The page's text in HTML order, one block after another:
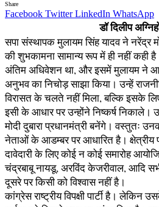
Share
Facebook Twitter LinkedIn WhatsApp
डॉ दिलीप
सपा संस्थापक मुलायम सिंह यादव ने नरेंद्र
की शुभकामना सामान्य रूप में ही नहीं कही
अंतिम अधिवेशन था, और इसमें मुलायम ने
अनुभव का निचोड़ साझा किया। उन्हें
विरासत के चलते नहीं मिला, बल्कि इसके
इसी के आधार पर उन्होंने निष्कर्ष निकाले।
मोदी दुबारा प्रधानमंत्री बनेंगे। वस्तुतः
नेताओं के आडम्बर पर आधारित है। क्षेत्रीय
दावेदारी के लिए कोई न कोई समारोह
चंद्रबाबू नायडू, अरविंद केजरीवाल, आदि
दूसरे पर किसी को विश्वास नहीं है।
कांग्रेस राष्ट्रीय विपक्षी पार्टी है। लेकिन